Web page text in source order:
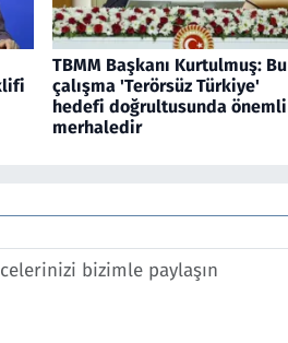
TBMM Başkanı Kurtulmuş: Bu
çalışma 'Terörsüz Türkiye'
hedefi doğrultusunda önemli
merhaledir